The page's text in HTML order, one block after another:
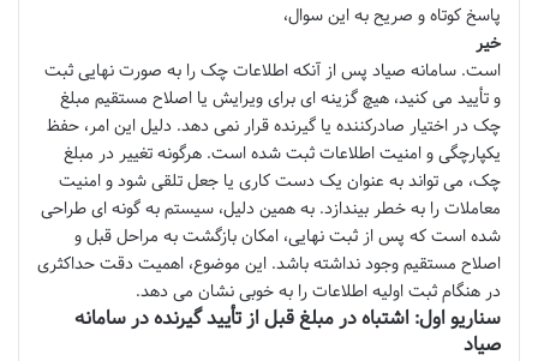
پاسخ کوتاه و صریح به این سوال،
خیر
است. سامانه صیاد پس از آنکه اطلاعات چک را به صورت نهایی ثبت
و تأیید می کنید، هیچ گزینه ای برای ویرایش یا اصلاح مستقیم مبلغ
چک در اختیار صادرکننده یا گیرنده قرار نمی دهد. دلیل این امر، حفظ
یکپارچگی و امنیت اطلاعات ثبت شده است. هرگونه تغییر در مبلغ
چک، می تواند به عنوان یک دست کاری یا جعل تلقی شود و امنیت
معاملات را به خطر بیندازد. به همین دلیل، سیستم به گونه ای طراحی
شده است که پس از ثبت نهایی، امکان بازگشت به مراحل قبل و
اصلاح مستقیم وجود نداشته باشد. این موضوع، اهمیت دقت حداکثری
در هنگام ثبت اولیه اطلاعات را به خوبی نشان می دهد.
سناریو اول: اشتباه در مبلغ قبل از تأیید گیرنده در سامانه
صیاد